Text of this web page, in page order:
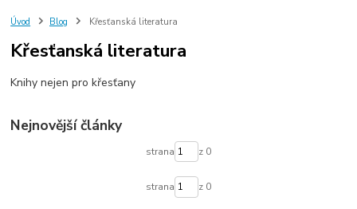
Úvod Blog Křesťanská literatura
Křesťanská literatura
Knihy nejen pro křesťany
Nejnovější články
strana z 0
strana z 0